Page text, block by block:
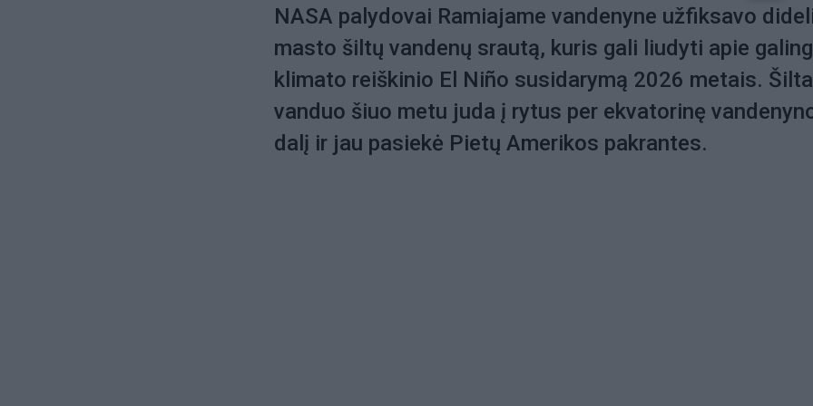
NASA palydovai Ramiajame vandenyne užfiksavo
masto šiltų vandenų srautą, kuris gali liudyti apie
klimato reiškinio El Niño susidarymą 2026 metais.
vanduo šiuo metu juda į rytus per ekvatorinę
dalį ir jau pasiekė Pietų Amerikos pakrantes.